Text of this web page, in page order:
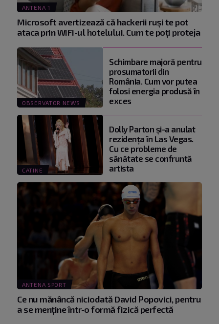
ANTENA 1
Microsoft avertizează că hackerii ruși te pot
ataca prin WiFi-ul hotelului. Cum te poți proteja
OBSERVATOR NEWS
Schimbare majoră pentru
prosumatorii din
România. Cum vor putea
folosi energia produsă în
exces
CATINE
Dolly Parton și-a anulat
rezidența în Las Vegas.
Cu ce probleme de
sănătate se confruntă
artista
ANTENA SPORT
Ce nu mănâncă niciodată David Popovici, pentru
a se menţine într-o formă fizică perfectă